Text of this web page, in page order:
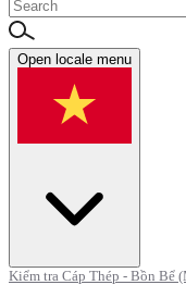
Open locale menu
Kiểm tra Cáp Thép - Bồn Bể